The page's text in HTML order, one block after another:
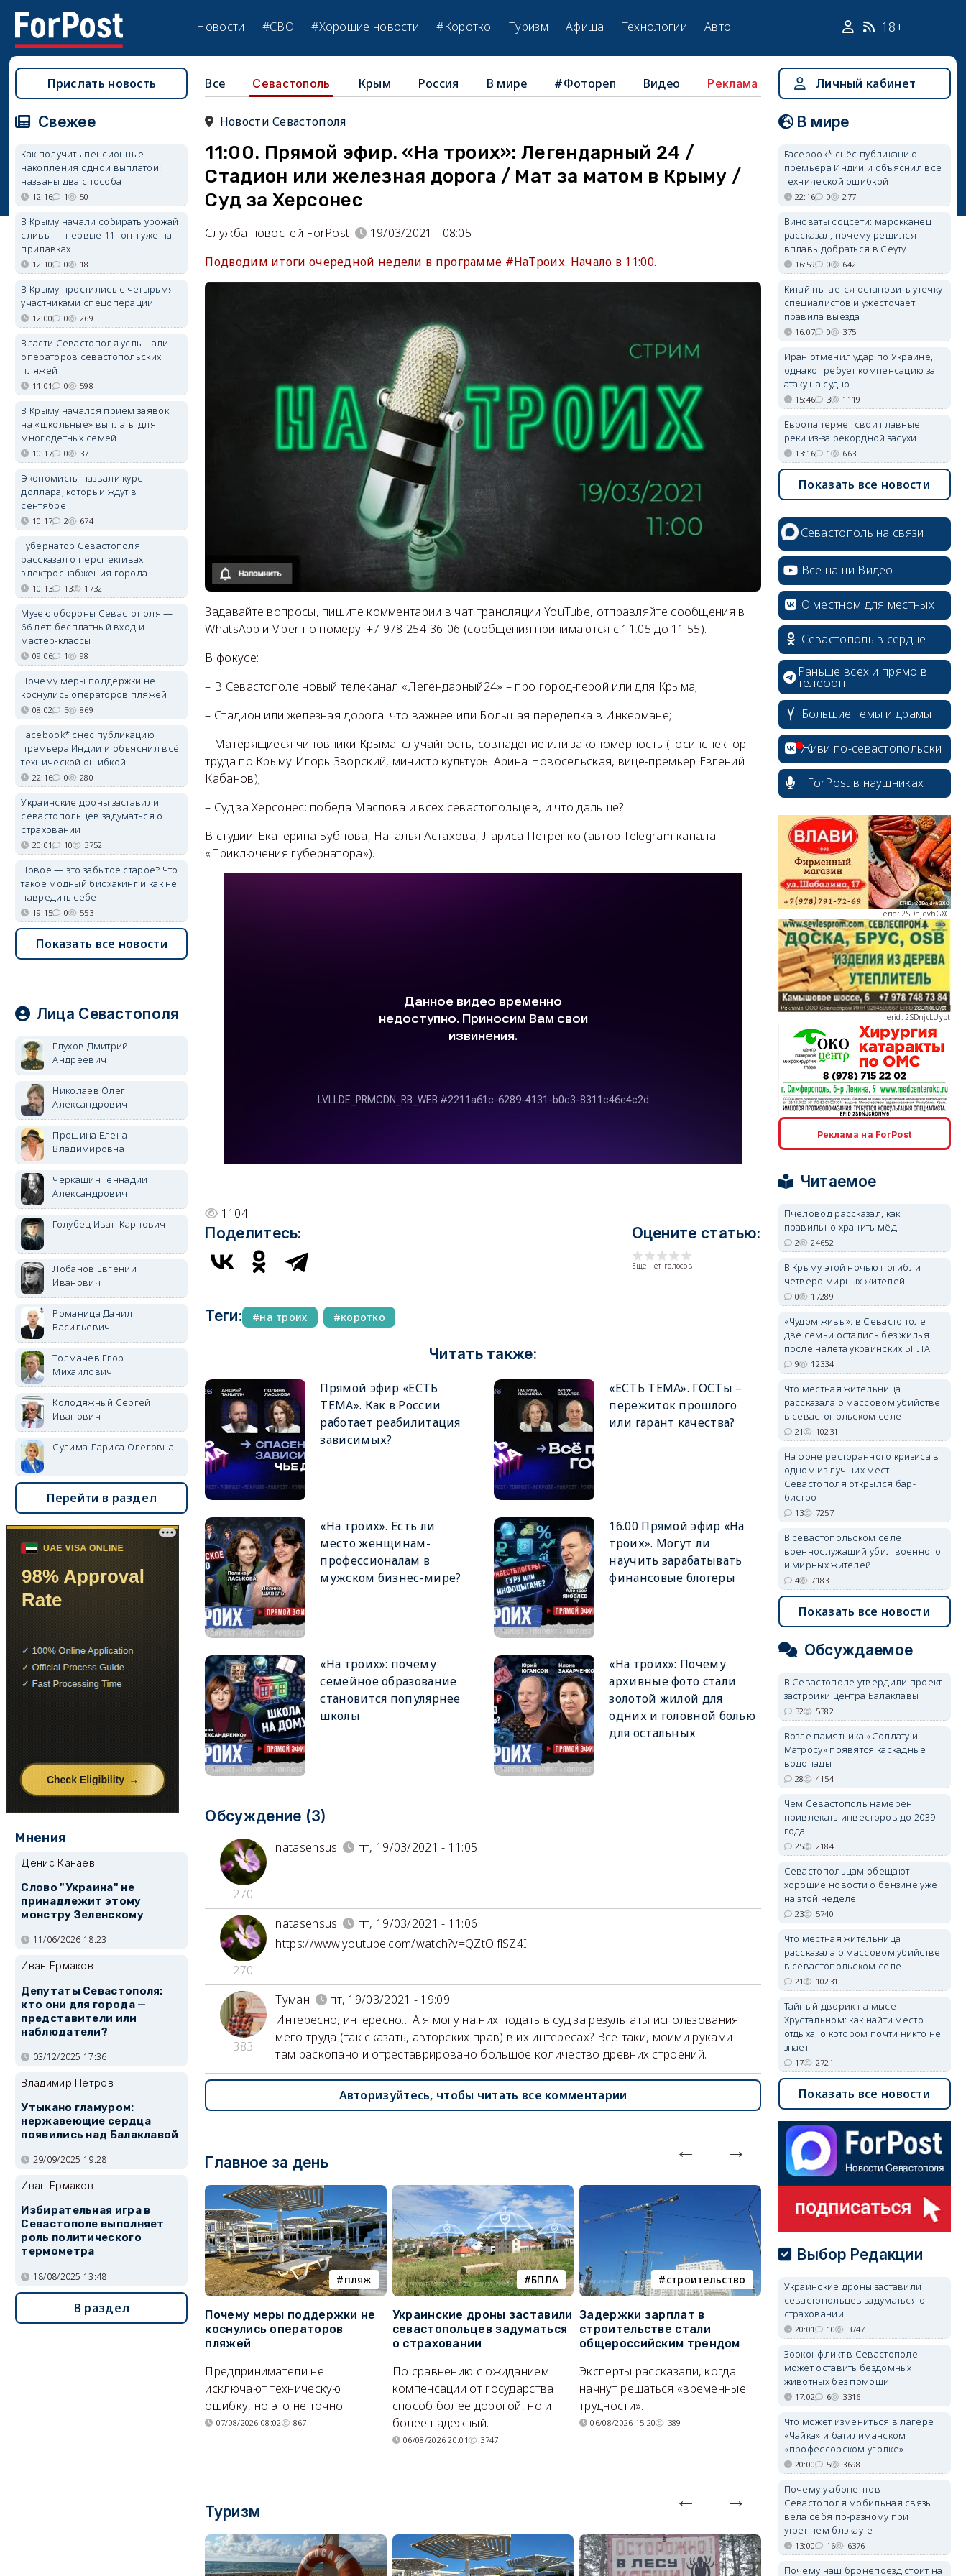
Новости #СВО #Хорошие новости #Коротко Туризм Афиша Технологии Авто 18+
Все Севастополь Крым Россия В мире #Фотореп Видео Реклама
Новости Севастополя
11:00. Прямой эфир. «На троих»: Легендарный 24 /
Стадион или железная дорога / Мат за матом в Крыму /
Суд за Херсонес
Служба новостей ForPost
19/03/2021 - 08:05
Подводим итоги очередной недели в программе #НаТроих. Начало в 11:00.
Задавайте вопросы, пишите комментарии в чат трансляции YouTube, отправляйте сообщения в
WhatsApp и Viber по номеру: +7 978 254-36-06 (сообщения принимаются с 11.05 до 11.55).
В фокусе:
– В Севастополе новый телеканал «Легендарный24» – про город-герой или для Крыма;
– Стадион или железная дорога: что важнее или Большая переделка в Инкермане;
– Матерящиеся чиновники Крыма: случайность, совпадение или закономерность (госинспектор
труда по Крыму Игорь Зворский, министр культуры Арина Новосельская, вице-премьер Евгений
Кабанов);
– Суд за Херсонес: победа Маслова и всех севастопольцев, и что дальше?
В студии: Екатерина Бубнова, Наталья Астахова, Лариса Петренко (автор Telegram-канала
«Приключения губернатора»).
1104
Поделитесь: Оцените статью:
Еще нет голосов
Теги: на троих коротко
Читать также:
Прямой эфир «ЕСТЬ
ТЕМА». Как в России
работает реабилитация
зависимых?
«ЕСТЬ ТЕМА». ГОСТы –
пережиток прошлого
или гарант качества?
«На троих». Есть ли
место женщинам-
профессионалам в
мужском бизнес-мире?
16.00 Прямой эфир «На
троих». Могут ли
научить зарабатывать
финансовые блогеры
«На троих»: почему
семейное образование
становится популярнее
школы
«На троих»: Почему
архивные фото стали
золотой жилой для
одних и головной болью
для остальных
Обсуждение (3)
270
natasensus пт, 19/03/2021 - 11:05
270
natasensus
пт, 19/03/2021 - 11:06
https://www.youtube.com/watch?v=QZtOlflSZ4I
383
Туман
пт, 19/03/2021 - 19:09
Интересно, интересно... А я могу на них подать в суд за результаты использования
мего труда (так сказать, авторских прав) в их интересах? Всё-таки, моими руками
там раскопано и отреставрировано большое количество древних строений.
Авторизуйтесь, чтобы читать все комментарии
Главное за день
пляж
Почему меры поддержки не
коснулись операторов
пляжей
Предприниматели не
исключают техническую
ошибку, но это не точно.
07/08/2026 08:02 867
БПЛА
Украинские дроны заставили
севастопольцев задуматься
о страховании
По сравнению с ожиданием
компенсации от государства
способ более дорогой, но и
более надежный.
06/08/2026 20:01 3747
строительство
Задержки зарплат в
строительстве стали
общероссийским трендом
Эксперты рассказали, когда
начнут решаться «временные
трудности».
06/08/2026 15:20 389
Тайный дворик на мысе
Хрустальном: как найти
место отдыха, о котором
почти никто не знает
Под стенами Галереи искусств
прячутся руины храма,
гравийный сад и семейные
качели.
06/08/2026 15:00 2721
Туризм
Прислать новость
Свежее
Как получить пенсионные
накопления одной выплатой:
названы два способа
12:16 1 50
В Крыму начали собирать урожай
сливы — первые 11 тонн уже на
прилавках
12:10 0 18
В Крыму простились с четырьмя
участниками спецоперации
12:00 0 269
Власти Севастополя услышали
операторов севастопольских
пляжей
11:01 0 598
В Крыму начался приём заявок
на «школьные» выплаты для
многодетных семей
10:17 0 37
Экономисты назвали курс
доллара, который ждут в
сентябре
10:17 2 674
Губернатор Севастополя
рассказал о перспективах
электроснабжения города
10:13 13 1732
Музею обороны Севастополя —
66 лет: бесплатный вход и
мастер-классы
09:06 1 98
Почему меры поддержки не
коснулись операторов пляжей
08:02 5 869
Facebook* снёс публикацию
премьера Индии и объяснил всё
технической ошибкой
22:16 0 280
Украинские дроны заставили
севастопольцев задуматься о
страховании
20:01 10 3752
Новое — это забытое старое? Что
такое модный биохакинг и как не
навредить себе
19:15 0 553
Показать все новости
Лица Севастополя
Глухов Дмитрий
Андреевич
Николаев Олег
Александрович
Прошина Елена
Владимировна
Черкашин Геннадий
Александрович
Голубец Иван Карпович
Лобанов Евгений
Иванович
Романица Данил
Васильевич
Толмачев Егор
Михайлович
Колодяжный Сергей
Иванович
Сулима Лариса Олеговна
Перейти в раздел
Мнения
Денис Канаев
Слово "Украина" не
принадлежит этому
монстру Зеленскому
11/06/2026 18:23
Иван Ермаков
Депутаты Севастополя:
кто они для города —
представители или
наблюдатели?
03/12/2025 17:36
Владимир Петров
Утыкано гламуром:
нержавеющие сердца
появились над Балаклавой
29/09/2025 19:28
Иван Ермаков
Избирательная игра в
Севастополе выполняет
роль политического
термометра
18/08/2025 13:48
В раздел
Личный кабинет
В мире
Facebook* снёс публикацию
премьера Индии и объяснил всё
технической ошибкой
22:16 0 277
Виноваты соцсети: марокканец
рассказал, почему решился
вплавь добраться в Сеуту
16:59 0 642
Китай пытается остановить утечку
специалистов и ужесточает
правила выезда
16:07 0 375
Иран отменил удар по Украине,
однако требует компенсацию за
атаку на судно
15:46 3 1119
Европа теряет свои главные
реки из-за рекордной засухи
13:16 1 663
Показать все новости
Севастополь на связи
Все наши Видео
О местном для местных
Севастополь в сердце
Раньше всех и прямо в
телефон
Большие темы и драмы
Живи по-севастопольски
ForPost в наушниках
erid: 2SDnjcrDNw6
erid: 2SDnjdPjgYS
erid: 2SDnjdvhGXG
erid: 2SDnjcLUypt
erid: 2SDnjcrDNw6
Реклама на ForPost
Читаемое
Пчеловод рассказал, как
правильно хранить мёд
2 24652
В Крыму этой ночью погибли
четверо мирных жителей
0 17289
«Чудом живы»: в Севастополе
две семьи остались без жилья
после налёта украинских БПЛА
9 12334
Что местная жительница
рассказала о массовом убийстве
в севастопольском селе
21 10231
На фоне ресторанного кризиса в
одном из лучших мест
Севастополя открылся бар-
бистро
13 7257
В севастопольском селе
военнослужащий убил военного
и мирных жителей
4 7183
Показать все новости
Обсуждаемое
В Севастополе утвердили проект
застройки центра Балаклавы
32 5382
Возле памятника «Солдату и
Матросу» появятся каскадные
водопады
28 4154
Чем Севастополь намерен
привлекать инвесторов до 2039
года
25 2184
Севастопольцам обещают
хорошие новости о бензине уже
на этой неделе
23 5740
Что местная жительница
рассказала о массовом убийстве
в севастопольском селе
21 10231
Тайный дворик на мысе
Хрустальном: как найти место
отдыха, о котором почти никто не
знает
17 2721
Показать все новости
Выбор Редакции
Украинские дроны заставили
севастопольцев задуматься о
страховании
20:01 10 3747
Зооконфликт в Севастополе
может оставить бездомных
животных без помощи
17:02 6 3316
Что может измениться в лагере
«Чайка» и батилиманском
«профессорском уголке»
20:00 5 3698
Почему у абонентов
Севастополя мобильная связь
вела себя по-разному при
утреннем блэкауте
13:00 16 6376
Почему наш бронепоезд стоит на